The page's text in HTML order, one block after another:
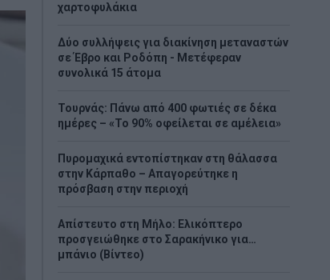
χαρτοφυλάκια
Δύο συλλήψεις για διακίνηση μεταναστών
σε Έβρο και Ροδόπη - Μετέφεραν
συνολικά 15 άτομα
Τουρνάς: Πάνω από 400 φωτιές σε δέκα
ημέρες – «Το 90% οφείλεται σε αμέλεια»
Πυρομαχικά εντοπίστηκαν στη θάλασσα
στην Κάρπαθο – Απαγορεύτηκε η
πρόσβαση στην περιοχή
Απίστευτο στη Μήλο: Ελικόπτερο
προσγειώθηκε στο Σαρακήνικο για…
μπάνιο (Βίντεο)